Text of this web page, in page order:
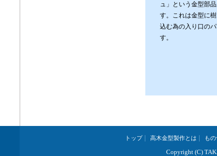
ュ」という金型部
す。これは金型に
込む為の入り口の
す。
トップ| 高木金型製作とは も
Copyright (C)